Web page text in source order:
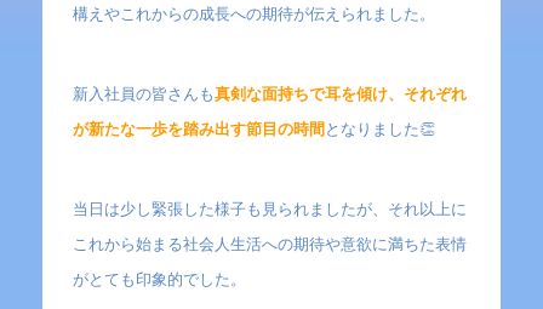
構えやこれからの成長への期待が伝えられました。
新入社員の皆さんも真剣な面持ちで耳を傾け、それぞれ
が新たな一歩を踏み出す節目の時間となりました👏
当日は少し緊張した様子も見られましたが、それ以上に
これから始まる社会人生活への期待や意欲に満ちた表情
がとても印象的でした。